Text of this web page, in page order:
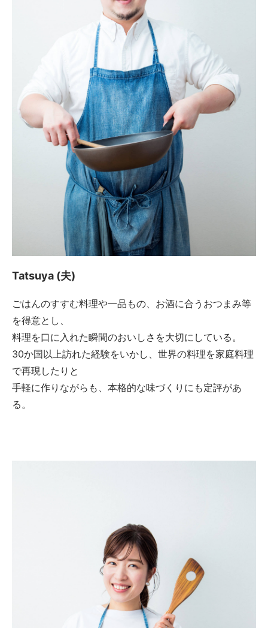
Tatsuya (夫)
ごはんのすすむ料理や一品もの、お酒に合うおつまみ等
を得意とし、
料理を口に入れた瞬間のおいしさを大切にしている。
30か国以上訪れた経験をいかし、世界の料理を家庭料理
で再現したりと
手軽に作りながらも、本格的な味づくりにも定評があ
る。